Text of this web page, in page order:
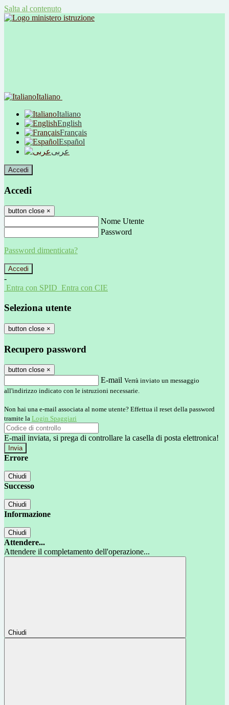
Salta al contenuto
Italiano
Italiano
English
Français
Español
عربى
Accedi
Accedi
button close ×
Nome Utente
Password
Password dimenticata?
-
Entra con SPID Entra con CIE
Seleziona utente
button close ×
Recupero password
button close ×
E-mail Verrà inviato un messaggio
all'indirizzo indicato con le istruzioni necessarie.
Non hai una e-mail associata al nome utente? Effettua il reset della password
tramite la Login Spaggiari
E-mail inviata, si prega di controllare la casella di posta elettronica!
Errore
Chiudi
Successo
Chiudi
Informazione
Chiudi
Attendere...
Attendere il completamento dell'operazione...
Chiudi